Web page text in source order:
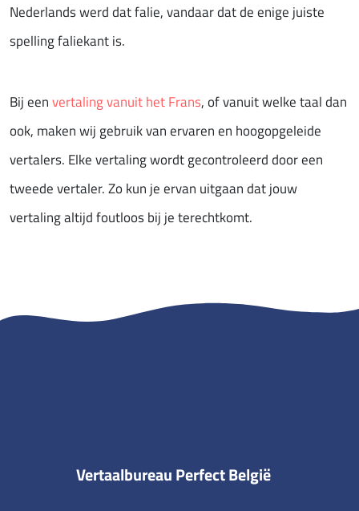
Nederlands werd dat falie, vandaar dat de enige juiste
spelling faliekant is.
Bij eenvertaling vanuit het Frans, of vanuit welke taal dan
ook, maken wij gebruik van ervaren en hoogopgeleide
vertalers. Elke vertaling wordt gecontroleerd door een
tweede vertaler. Zo kun je ervan uitgaan dat jouw
vertaling altijd foutloos bij je terechtkomt.
Vertaalbureau Perfect België